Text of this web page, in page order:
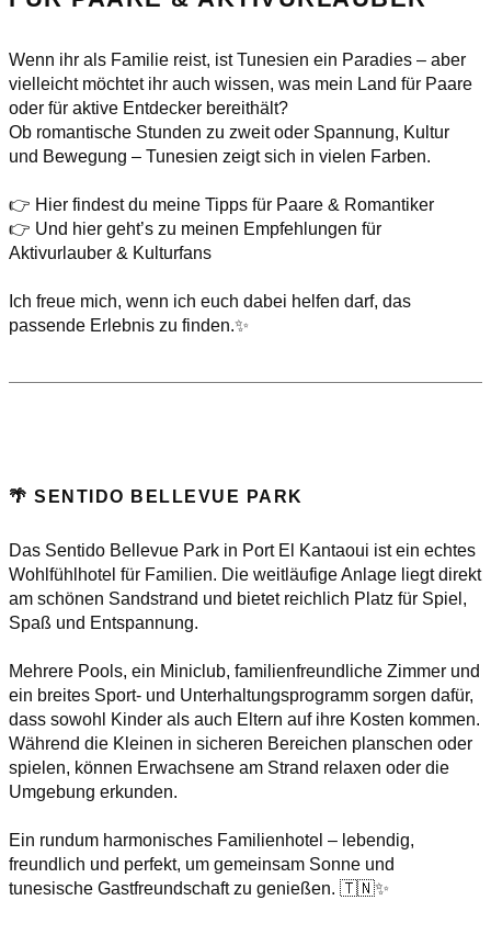
Wenn ihr als Familie reist, ist Tunesien ein Paradies – aber
vielleicht möchtet ihr auch wissen, was mein Land für Paare
oder für aktive Entdecker bereithält?
Ob romantische Stunden zu zweit oder Spannung, Kultur
und Bewegung – Tunesien zeigt sich in vielen Farben.
👉 Hier findest du meine Tipps für Paare & Romantiker
👉 Und hier geht’s zu meinen Empfehlungen für
Aktivurlauber & Kulturfans
Ich freue mich, wenn ich euch dabei helfen darf, das
passende Erlebnis zu finden.✨
🌴 SENTIDO BELLEVUE PARK
Das Sentido Bellevue Park in Port El Kantaoui ist ein echtes
Wohlfühlhotel für Familien. Die weitläufige Anlage liegt direkt
am schönen Sandstrand und bietet reichlich Platz für Spiel,
Spaß und Entspannung.
Mehrere Pools, ein Miniclub, familienfreundliche Zimmer und
ein breites Sport- und Unterhaltungsprogramm sorgen dafür,
dass sowohl Kinder als auch Eltern auf ihre Kosten kommen.
Während die Kleinen in sicheren Bereichen planschen oder
spielen, können Erwachsene am Strand relaxen oder die
Umgebung erkunden.
Ein rundum harmonisches Familienhotel – lebendig,
freundlich und perfekt, um gemeinsam Sonne und
tunesische Gastfreundschaft zu genießen. 🇹🇳✨